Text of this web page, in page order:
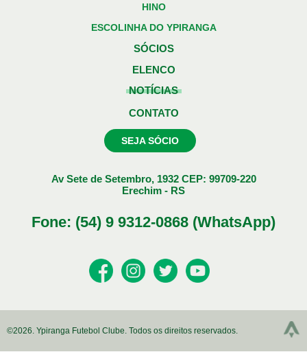
HINO
ESCOLINHA DO YPIRANGA
SÓCIOS
ELENCO
NOTÍCIAS
CONTATO
SEJA SÓCIO
Av Sete de Setembro, 1932 CEP: 99709-220
Erechim - RS
Fone: (54) 9 9312-0868 (WhatsApp)
©2026. Ypiranga Futebol Clube. Todos os direitos reservados.